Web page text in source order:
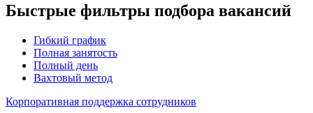
Быстрые фильтры подбора вакансий
Гибкий график
Полная занятость
Полный день
Вахтовый метод
Корпоративная поддержка сотрудников